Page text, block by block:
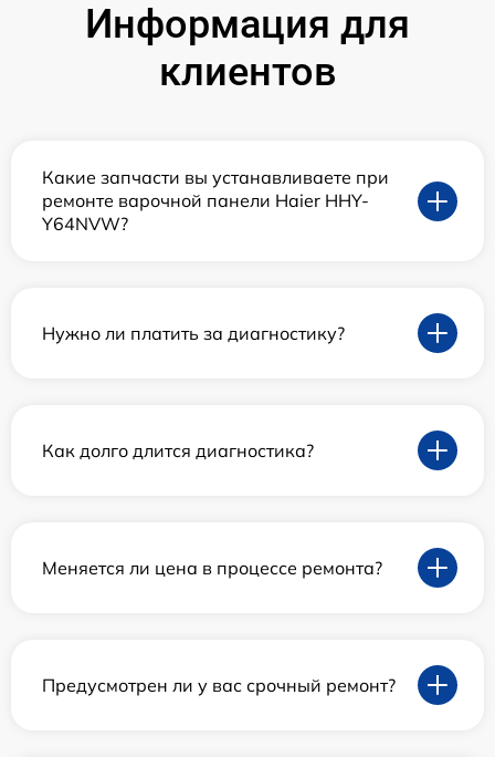
Информация для
клиентов
Какие запчасти вы устанавливаете при
ремонте варочной панели Haier HHY-
Y64NVW?
Нужно ли платить за диагностику?
Как долго длится диагностика?
Меняется ли цена в процессе ремонта?
Предусмотрен ли у вас срочный ремонт?